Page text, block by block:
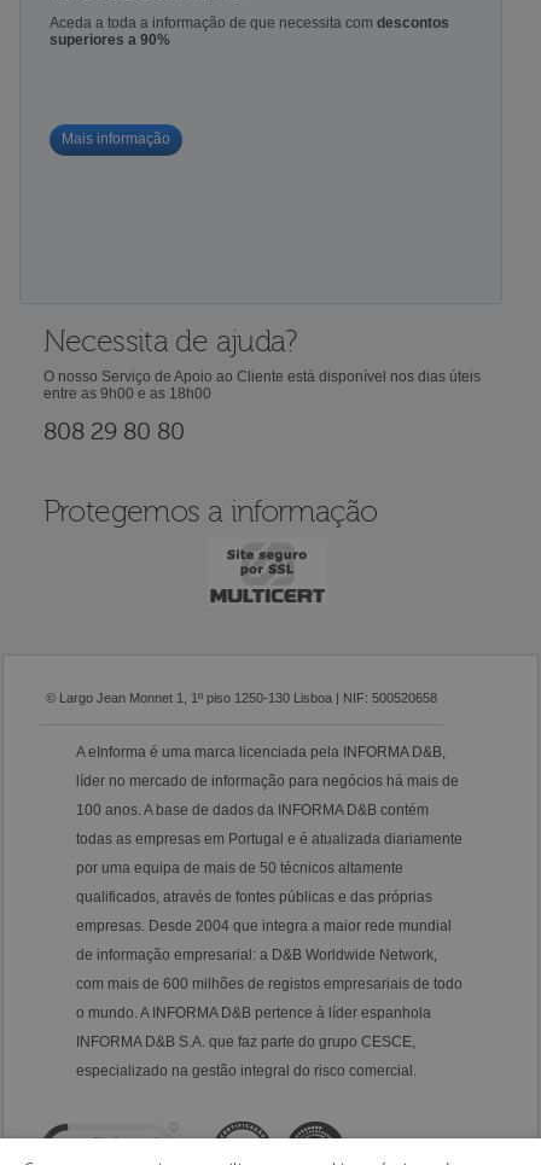
Aceda a toda a informação de que necessita com descontos
superiores a 90%
Mais informação
Necessita de ajuda?
O nosso Serviço de Apoio ao Cliente está disponível nos dias úteis
entre as 9h00 e as 18h00
808 29 80 80
Protegemos a informação
© Largo Jean Monnet 1, 1º piso 1250-130 Lisboa | NIF: 500520658
A eInforma é uma marca licenciada pela INFORMA D&B,
líder no mercado de informação para negócios há mais de
100 anos. A base de dados da INFORMA D&B contém
todas as empresas em Portugal e é atualizada diariamente
por uma equipa de mais de 50 técnicos altamente
qualificados, através de fontes públicas e das próprias
empresas. Desde 2004 que integra a maior rede mundial
de informação empresarial: a D&B Worldwide Network,
com mais de 600 milhões de registos empresariais de todo
o mundo. A INFORMA D&B pertence à líder espanhola
INFORMA D&B S.A. que faz parte do grupo CESCE,
especializado na gestão integral do risco comercial.